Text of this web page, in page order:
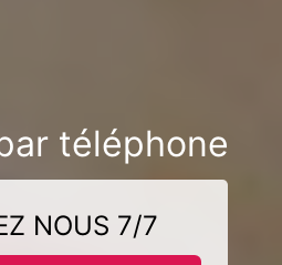
téléphone
NOUS 7/7